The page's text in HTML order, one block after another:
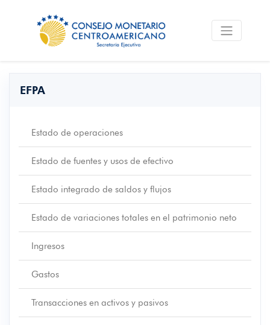
EFPA
Estado de operaciones
Estado de fuentes y usos de efectivo
Estado integrado de saldos y flujos
Estado de variaciones totales en el patrimonio neto
Ingresos
Gastos
Transacciones en activos y pasivos